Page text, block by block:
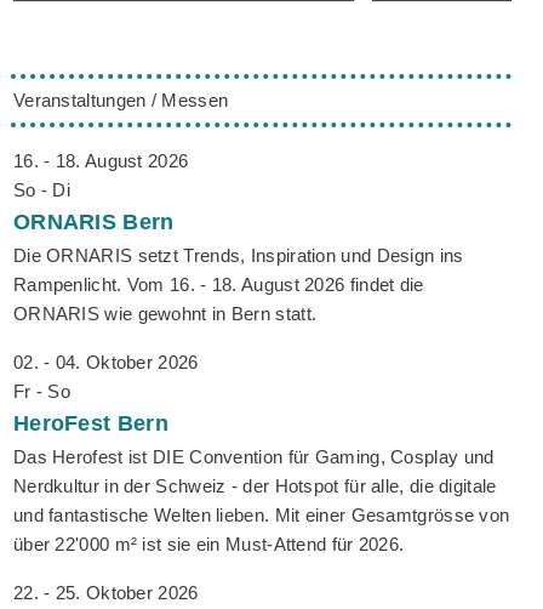
Veranstaltungen / Messen
16. - 18. August 2026
So - Di
ORNARIS Bern
Die ORNARIS setzt Trends, Inspiration und Design ins
Rampenlicht. Vom 16. - 18. August 2026 findet die
ORNARIS wie gewohnt in Bern statt.
02. - 04. Oktober 2026
Fr - So
HeroFest Bern
Das Herofest ist DIE Convention für Gaming, Cosplay und
Nerdkultur in der Schweiz - der Hotspot für alle, die digitale
und fantastische Welten lieben. Mit einer Gesamtgrösse von
über 22'000 m² ist sie ein Must-Attend für 2026.
22. - 25. Oktober 2026